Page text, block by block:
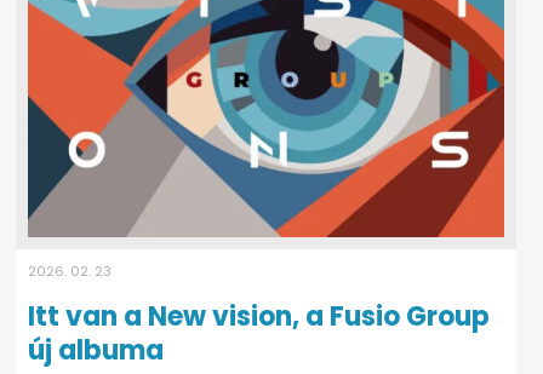
2026. 02. 23
Itt van a New vision, a Fusio Group
új albuma